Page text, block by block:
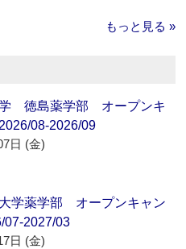
もっと見る »
学 徳島薬学部 オープンキ
08-2026/09
日 (金)
学薬学部 オープンキャン
2027/03
日 (金)